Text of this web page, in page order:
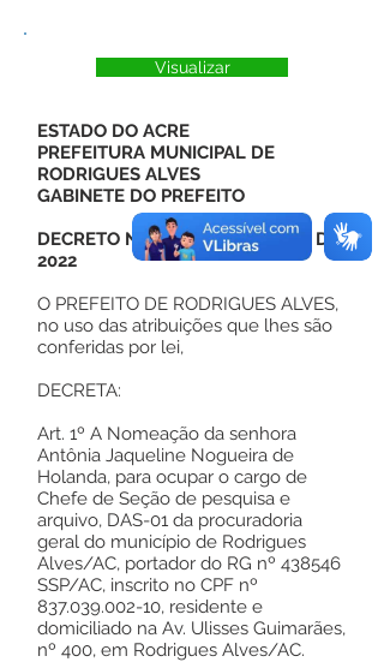
Visualizar
ESTADO DO ACRE
PREFEITURA MUNICIPAL DE
RODRIGUES ALVES
GABINETE DO PREFEITO
DECRETO Nº 27, DE 01 DE ABRIL DE
2022
O PREFEITO DE RODRIGUES ALVES,
no uso das atribuições que lhes são
conferidas por lei,
DECRETA:
Art. 1º A Nomeação da senhora
Antônia Jaqueline Nogueira de
Holanda, para ocupar o cargo de
Chefe de Seção de pesquisa e
arquivo, DAS-01 da procuradoria
geral do município de Rodrigues
Alves/AC, portador do RG nº 438546
SSP/AC, inscrito no CPF nº
837.039.002-10, residente e
domiciliado na Av. Ulisses Guimarães,
nº 400, em Rodrigues Alves/AC.